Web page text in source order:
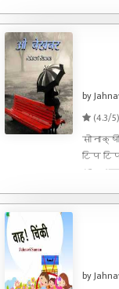
by
(4.3/5)
टिप
था।
शीघ्र
by